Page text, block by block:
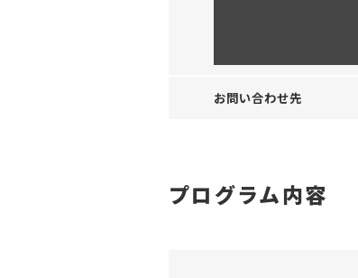
お問い合わせ先
プログラム内容